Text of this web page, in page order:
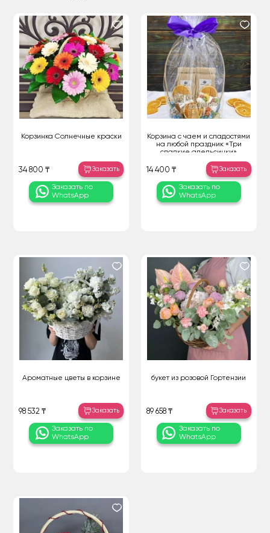
Корзинка Солнечные краски
34 800 ₸ Заказать
Заказать по
WhatsApp
Корзина с чаем и сладостями
на любой праздник «Три
сладкие апельсинки»
14 400 ₸ Заказать
Заказать по
WhatsApp
Ароматные цветы в корзине
98 532 ₸ Заказать
Заказать по
WhatsApp
букет из розовой Гортензии
89 658 ₸ Заказать
Заказать по
WhatsApp